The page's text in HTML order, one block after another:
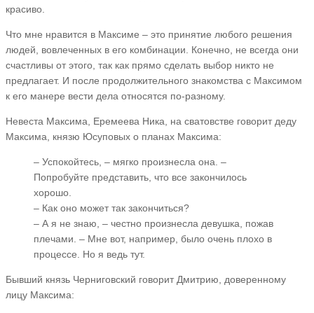
красиво.
Что мне нравится в Максиме – это принятие любого решения
людей, вовлеченных в его комбинации. Конечно, не всегда они
счастливы от этого, так как прямо сделать выбор никто не
предлагает. И после продолжительного знакомства с Максимом
к его манере вести дела относятся по-разному.
Невеста Максима, Еремеева Ника, на сватовстве говорит деду
Максима, князю Юсуповых о планах Максима:
– Успокойтесь, – мягко произнесла она. –
Попробуйте представить, что все закончилось
хорошо.
– Как оно может так закончиться?
– А я не знаю, – честно произнесла девушка, пожав
плечами. – Мне вот, например, было очень плохо в
процессе. Но я ведь тут.
Бывший князь Черниговский говорит Дмитрию, доверенному
лицу Максима: